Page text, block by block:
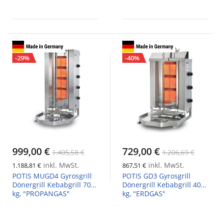
-29%
999,00 € 1.405,58 €
1.188,81 € inkl. MwSt.
POTIS MUGD4 Gyrosgrill
Dönergrill Kebabgrill 70
kg, "PROPANGAS"
-40%
729,00 € 1.206,69 €
867,51 € inkl. MwSt.
POTIS GD3 Gyrosgrill
Dönergrill Kebabgrill 40
kg, "ERDGAS"